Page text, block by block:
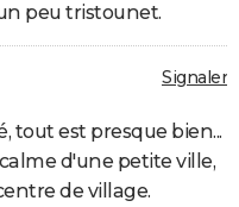
peu tristounet.
Signaler
tout est presque bien...
d'une petite ville,
de village.